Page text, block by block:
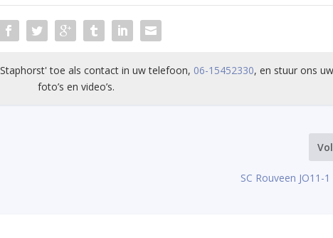
toe als contact in uw telefoon, 06-15452330, en stuur ons
foto’s en video’s.
SC Rouveen JO11-